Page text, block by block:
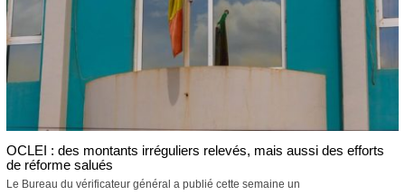
OCLEI : des montants irréguliers relevés, mais aussi des efforts
de réforme salués
Le Bureau du vérificateur général a publié cette semaine un